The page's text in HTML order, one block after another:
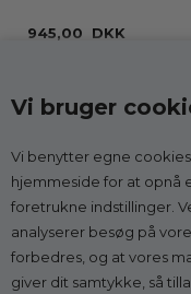
Vi bruger
Vi benytter egne
hjemmeside for at opnå
foretrukne indstillinger.
analyserer besøg på
forbedres, og at vores
giver dit samtykke, så
945,00 DKK
Kontakt
Godesko.dk
v/Malle & Co
Solrød Byvej 15